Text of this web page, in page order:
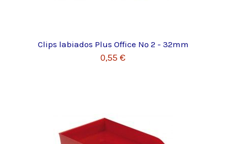
Clips labiados Plus Office Nº 2 - 32mm
0,55 €